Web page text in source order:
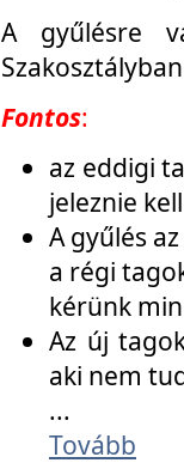
A gyűlésre
Fontos:
az eddigi
jeleznie
A gyűlés
a régi
kérünk
Az új
aki nem
...
Tovább